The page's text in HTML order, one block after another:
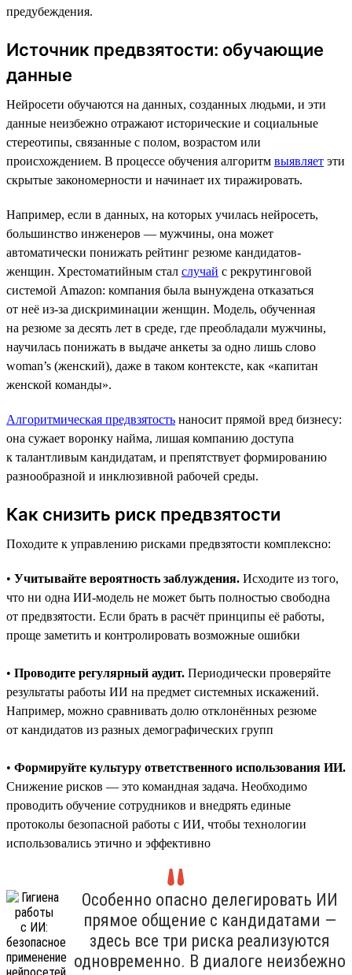
предубеждения.
Источник предвзятости: обучающие
данные
Нейросети обучаются на данных, созданных людьми, и эти
данные неизбежно отражают исторические и социальные
стереотипы, связанные с полом, возрастом или
происхождением. В процессе обучения алгоритм выявляет эти
скрытые закономерности и начинает их тиражировать.
Например, если в данных, на которых училась нейросеть,
большинство инженеров — мужчины, она может
автоматически понижать рейтинг резюме кандидатов-
женщин. Хрестоматийным стал случай с рекрутинговой
системой Amazon: компания была вынуждена отказаться
от неё из-за дискриминации женщин. Модель, обученная
на резюме за десять лет в среде, где преобладали мужчины,
научилась понижать в выдаче анкеты за одно лишь слово
woman’s (женский), даже в таком контексте, как «капитан
женской команды».
Алгоритмическая предвзятость наносит прямой вред бизнесу:
она сужает воронку найма, лишая компанию доступа
к талантливым кандидатам, и препятствует формированию
разнообразной и инклюзивной рабочей среды.
Как снизить риск предвзятости
Походите к управлению рисками предвзятости комплексно:
• Учитывайте вероятность заблуждения. Исходите из того,
что ни одна ИИ-модель не может быть полностью свободна
от предвзятости. Если брать в расчёт принципы её работы,
проще заметить и контролировать возможные ошибки
• Проводите регулярный аудит. Периодически проверяйте
результаты работы ИИ на предмет системных искажений.
Например, можно сравнивать долю отклонённых резюме
от кандидатов из разных демографических групп
• Формируйте культуру ответственного использования ИИ.
Снижение рисков — это командная задача. Необходимо
проводить обучение сотрудников и внедрять единые
протоколы безопасной работы с ИИ, чтобы технологии
использовались этично и эффективно
Особенно опасно делегировать ИИ
прямое общение с кандидатами —
здесь все три риска реализуются
одновременно. В диалоге неизбежно